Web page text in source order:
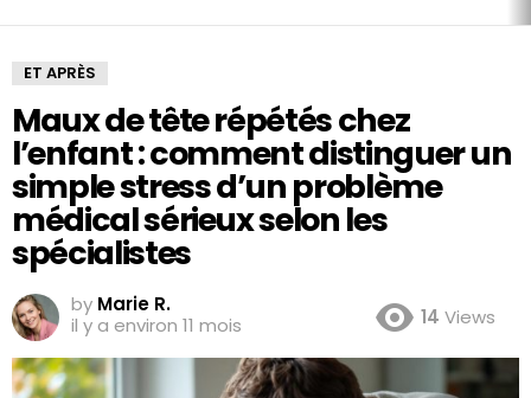
ET APRÈS
Maux de tête répétés chez
l’enfant : comment distinguer un
simple stress d’un problème
médical sérieux selon les
spécialistes
by Marie R.
il y a environ 11 mois
14 Views